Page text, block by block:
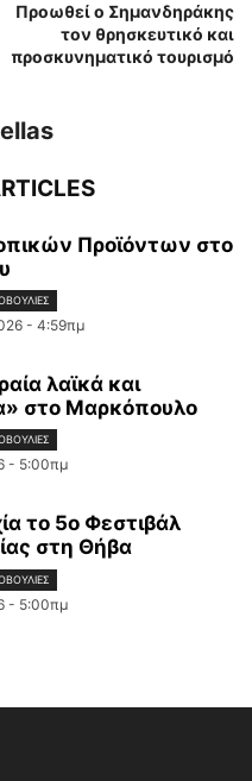
Προωθεί ο Σημανδηράκης
τον θρησκευτικό και
προσκυνηματικό τουρισμό
Προϊόντων στο
- 4:59πμ
λαϊκά και
στο Μαρκόπουλο
- 5:00πμ
το 5ο Φεστιβάλ
στη Θήβα
- 5:00πμ